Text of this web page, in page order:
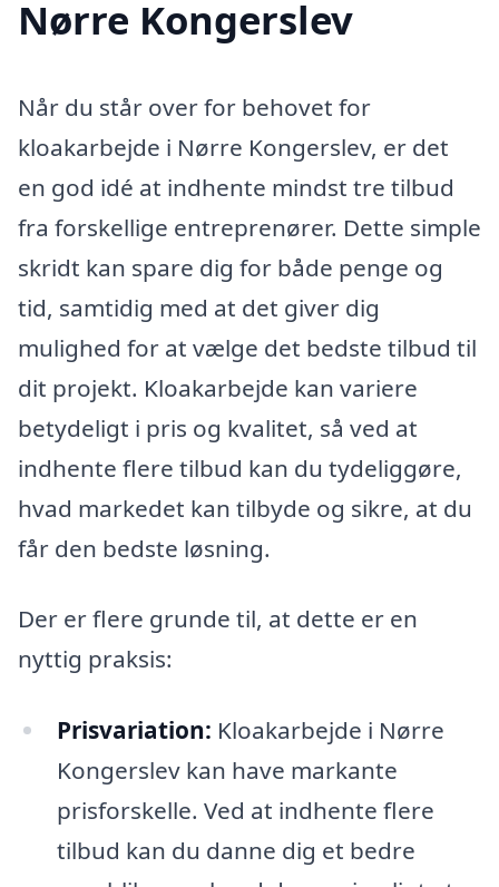
Nørre Kongerslev
Når du står over for behovet for
kloakarbejde i Nørre Kongerslev, er det
en god idé at indhente mindst tre tilbud
fra forskellige entreprenører. Dette simple
skridt kan spare dig for både penge og
tid, samtidig med at det giver dig
mulighed for at vælge det bedste tilbud til
dit projekt. Kloakarbejde kan variere
betydeligt i pris og kvalitet, så ved at
indhente flere tilbud kan du tydeliggøre,
hvad markedet kan tilbyde og sikre, at du
får den bedste løsning.
Der er flere grunde til, at dette er en
nyttig praksis:
Prisvariation: Kloakarbejde i Nørre
Kongerslev kan have markante
prisforskelle. Ved at indhente flere
tilbud kan du danne dig et bedre